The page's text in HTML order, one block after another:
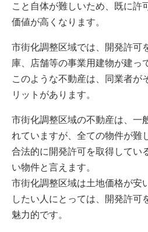
こと自体が難しいため、既に許
価値が高くなります。
市街化調整区域では、開発許可
庫、店舗等の事業用建物が建っ
このような不動産は、同業者が
リットがあります。
市街化調整区域の不動産は、一
れていますが、全ての物件が難
合法的に開発許可を取得してい
い物件と言えます。
市街化調整区域は土地価格が安
したい人にとっては、開発許可
魅力的です。